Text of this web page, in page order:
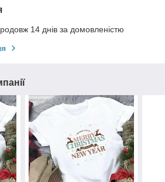
14 днів за домовленістю